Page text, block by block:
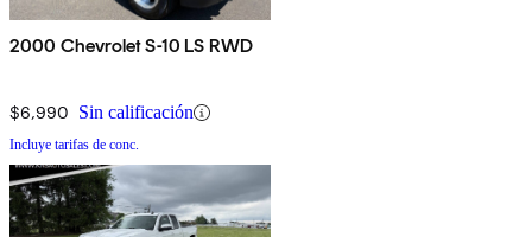
2000 Chevrolet S-10 LS RWD
$6,990 Sin calificación
Incluye tarifas de conc.